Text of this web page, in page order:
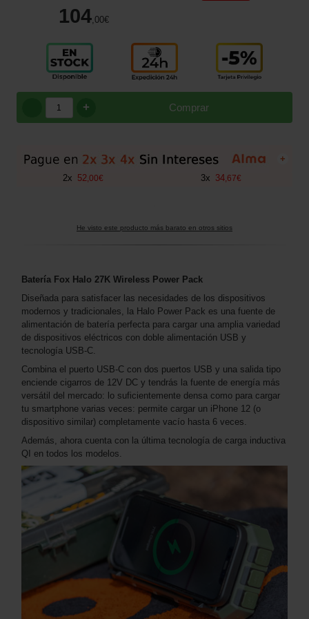
104 ,00€
Comprar
+
+
2x 52 00€ 3x 34 67€
He visto este producto más barato en otros sitios
Batería Fox Halo 27K Wireless Power Pack
Diseñada para satisfacer las necesidades de los dispositivos
modernos y tradicionales, la Halo Power Pack es una fuente de
alimentación de batería perfecta para cargar una amplia variedad
de dispositivos eléctricos con doble alimentación USB y
tecnología USB-C.
Combina el puerto USB-C con dos puertos USB y una salida tipo
enciende cigarros de 12V DC y tendrás la fuente de energía más
versátil del mercado: lo suficientemente densa como para cargar
tu smartphone varias veces: permite cargar un iPhone 12 (o
dispositivo similar) completamente vacío hasta 6 veces.
Además, ahora cuenta con la última tecnología de carga inductiva
QI en todos los modelos.